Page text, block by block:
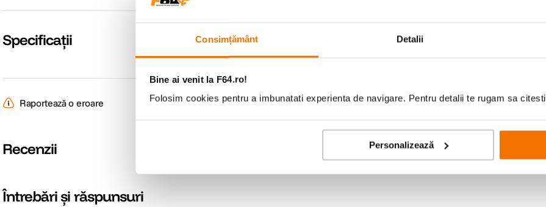
Consimțământ Detalii
Bine ai venit la F64.ro!
Folosim cookies pentru a imbunatati experienta de navigare. Pentru detalii te rugam sa citesti
Personalizează
Specificații
Raportează o eroare
Recenzii
Întrebări și răspunsuri